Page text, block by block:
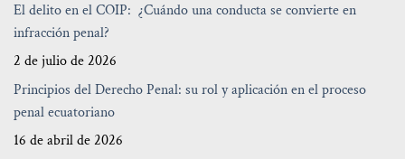
El delito en el COIP: ¿Cuándo una conducta se convierte en
infracción penal?
2 de julio de 2026
Principios del Derecho Penal: su rol y aplicación en el proceso
penal ecuatoriano
16 de abril de 2026